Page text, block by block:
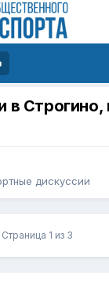
в Строгино,
дискуссии
Страница 1 из 3